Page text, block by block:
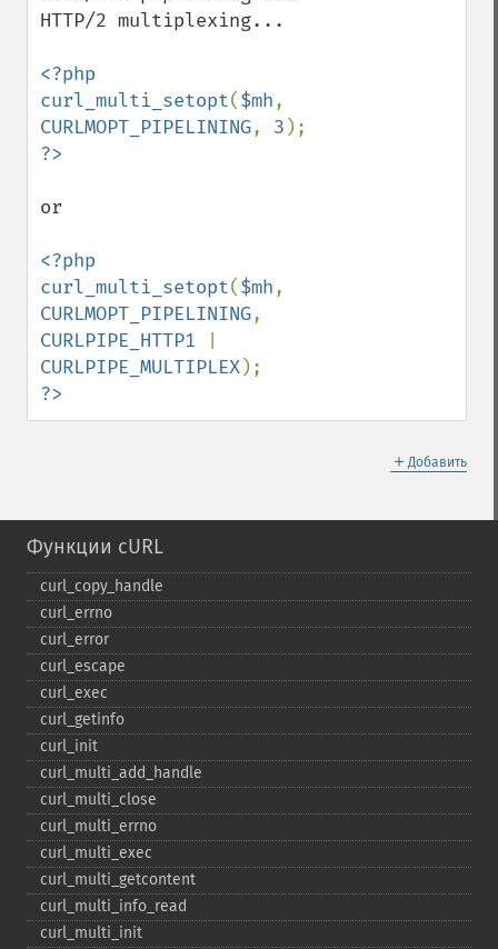
HTTP/2 multiplexing...
<?php
curl_multi_setopt($mh
CURLMOPT_PIPELINING, 3
or
<?php
curl_multi_setopt($mh
CURLMOPT_PIPELINING
CURLPIPE_HTTP1
CURLPIPE_MULTIPLEX
?>
＋ Добавить
Функции cURL
curl_​copy_​handle
curl_​errno
curl_​error
curl_​escape
curl_​exec
curl_​getinfo
curl_​init
curl_​multi_​add_​handle
curl_​multi_​close
curl_​multi_​errno
curl_​multi_​exec
curl_​multi_​getcontent
curl_​multi_​info_​read
curl_​multi_​init